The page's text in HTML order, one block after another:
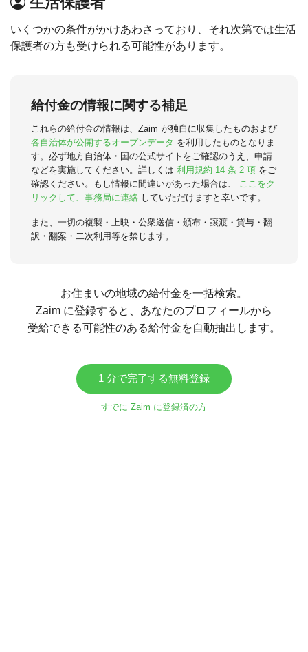
いくつかの条件がかけあわさっており、それ次第では生活
保護者の方も受けられる可能性があります。
給付金の情報に関する補足
これらの給付金の情報は、Zaim が独自に収集したものおよび
各自治体が公開するオープンデータ を利用したものとなりま
す。必ず地方自治体・国の公式サイトをご確認のうえ、申請
などを実施してください。詳しくは 利用規約 14 条 2 項 をご
確認ください。もし情報に間違いがあった場合は、
ここをク
リックして、事務局に連絡 していただけますと幸いです。
また、一切の複製・上映・公衆送信・頒布・譲渡・貸与・翻
訳・翻案・二次利用等を禁じます。
お住まいの地域の給付金を一括検索。
Zaim に登録すると、あなたのプロフィールから
受給できる可能性のある給付金を自動抽出します。
1 分で完了する無料登録
すでに Zaim に登録済の方